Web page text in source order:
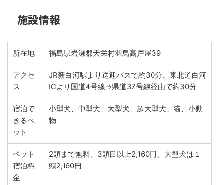
施設情報
所在地 福島県岩瀬郡天栄村羽鳥高戸屋39
アクセ
ス
JR新白河駅より送迎バスで約30分、東北道白河
ICより国道4号線→県道37号線経由で約30分
宿泊で
きるペ
ット
小型犬、中型犬、大型犬、超大型犬、猫、小動
物
ペット
宿泊料
金
2頭まで無料、3頭目以上2,160円、大型犬は１
頭2,160円